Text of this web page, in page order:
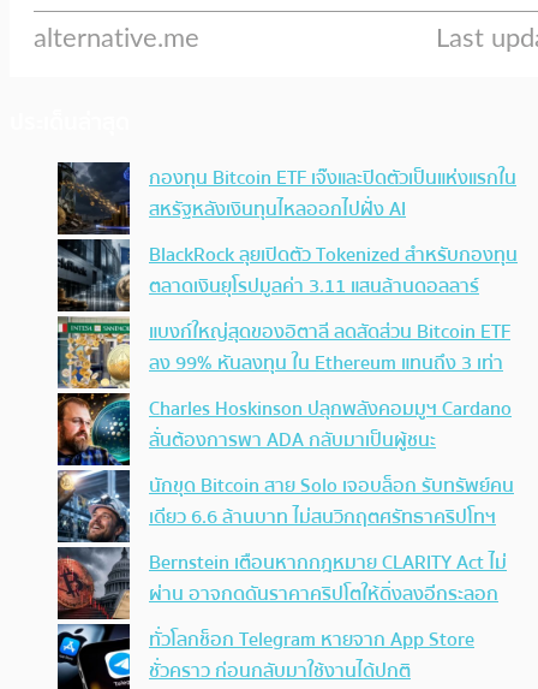
กองทุน Bitcoin ETF เจ๊งและปิดตัวเป็นแห่งแรกใน
สหรัฐหลังเงินทุนไหลออกไปฝั่ง AI
BlackRock ลุยเปิดตัว Tokenized สำหรับกองทุน
ตลาดเงินยุโรปมูลค่า 3.11 แสนล้านดอลลาร์
แบงก์ใหญ่สุดของอิตาลี ลดสัดส่วน Bitcoin ETF
ลง 99% หันลงทุน ใน Ethereum แทนถึง 3 เท่า
Charles Hoskinson ปลุกพลังคอมมูฯ Cardano
ลั่นต้องการพา ADA กลับมาเป็นผู้ชนะ
นักขุด Bitcoin สาย Solo เจอบล็อก รับทรัพย์คน
เดียว 6.6 ล้านบาท ไม่สนวิกฤตศรัทธาคริปโทฯ
Bernstein เตือนหากกฎหมาย CLARITY Act ไม่
ผ่าน อาจกดดันราคาคริปโตให้ดิ่งลงอีกระลอก
ทั่วโลกช็อก Telegram หายจาก App Store
ชั่วคราว ก่อนกลับมาใช้งานได้ปกติ